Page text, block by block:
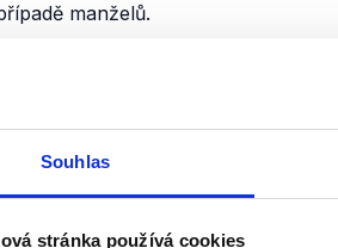
Souhlas
stránka používá cookies
manželů.
zákona č. 115/2006
automaticky zákonné
nemá k dítěti, na jehož